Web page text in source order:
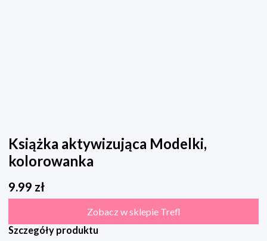
Książka aktywizująca Modelki,
kolorowanka
9.99 zł
Zobacz w sklepie Trefl
Szczegóły produktu